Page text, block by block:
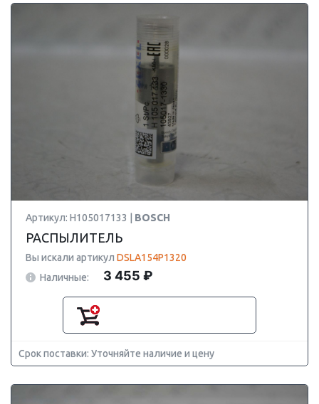
Артикул: H105017133 | BOSCH
РАСПЫЛИТЕЛЬ
Вы искали артикул DSLA154P1320
Наличные:
3 455 ₽
Срок поставки: Уточняйте наличие и цену